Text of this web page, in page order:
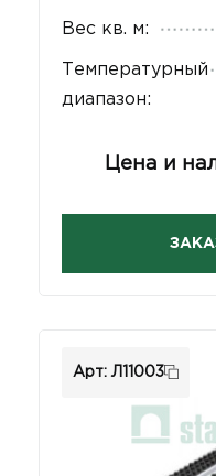
Вес кв. м:
Температурный
диапазон:
Цена и
Арт: Л11003